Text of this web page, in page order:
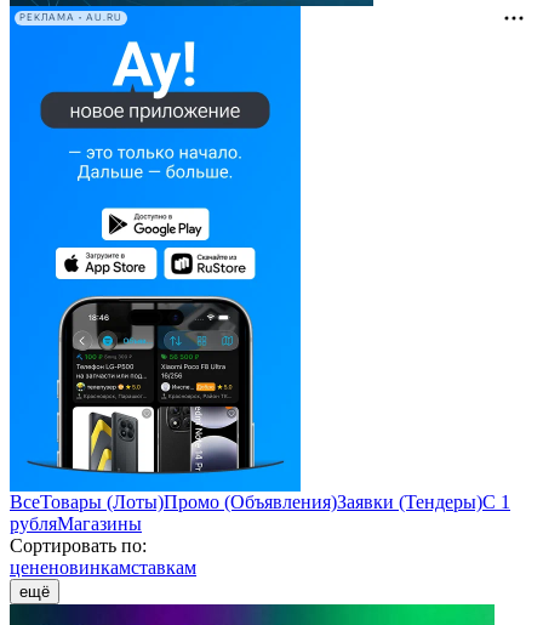
РЕКЛАМА • AU.RU
ВсеТовары (Лоты)Промо (Объявления)Заявки (Тендеры)С 1
рубляМагазины
Сортировать по:
цененовинкамставкам
ещё